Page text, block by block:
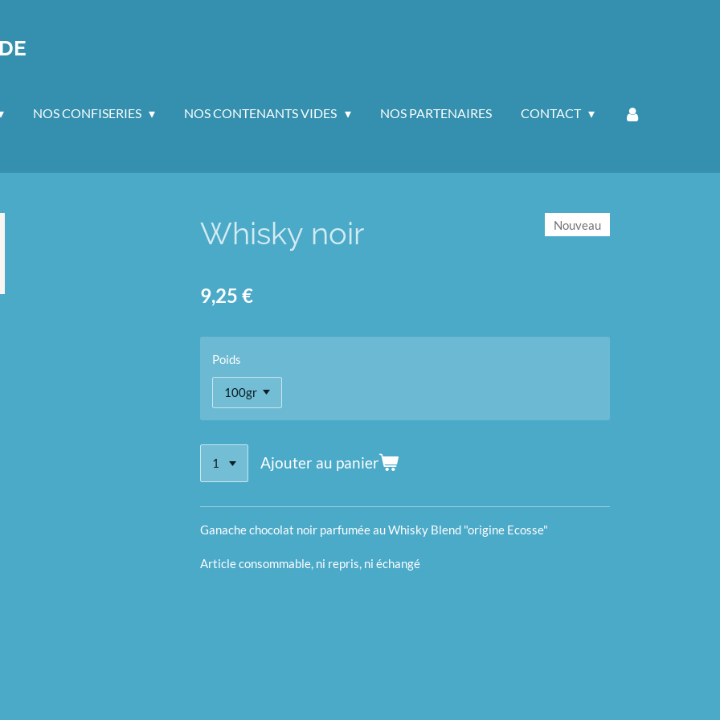
NOS CONFISERIES NOS CONTENANTS VIDES NOS PARTENAIRES CONTACT
Whisky noir Nouveau
9,25 €
Poids
Ajouter au panier
Ganache chocolat noir parfumée au Whisky Blend "origine Ecosse"
Article consommable, ni repris, ni échangé